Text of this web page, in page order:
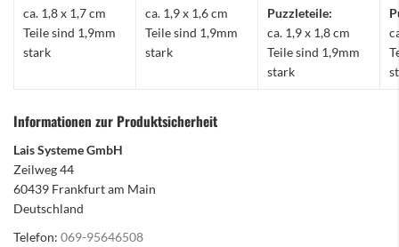
ca. 1,8 x 1,7 cm
Teile sind 1,9mm
stark
ca. 1,9 x 1,6 cm
Teile sind 1,9mm
stark
Puzzleteile:
ca. 1,9 x 1,8 cm
Teile sind 1,9mm
stark
Informationen zur Produktsicherheit
Lais Systeme GmbH
Zeilweg 44
60439 Frankfurt am Main
Deutschland
Telefon: 069-95646508